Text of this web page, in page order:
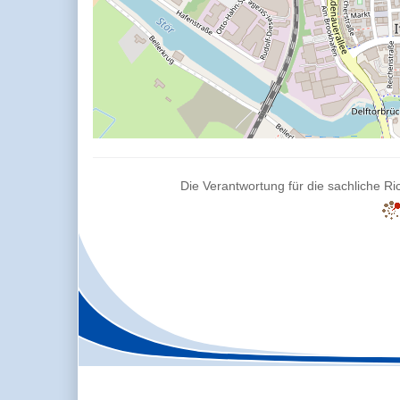
Die Verantwortung für die sachliche